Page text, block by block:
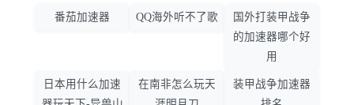
番茄加速器 QQ海外听不了歌
国外打装甲战争
的加速器哪个好
用
日本用什么加速
在南非怎么玩天
装甲战争加速器